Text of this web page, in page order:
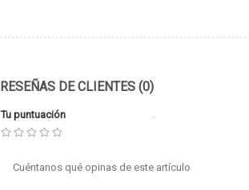
RESEÑAS DE CLIENTES (0)
Tu puntuación